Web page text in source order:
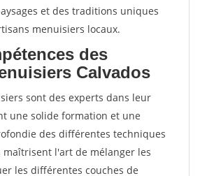
et des traditions uniques
menuisiers locaux.
des
Calvados
sont des experts dans leur
une solide formation et une
des différentes techniques
maîtrisent l'art de mélanger les
les différentes couches de